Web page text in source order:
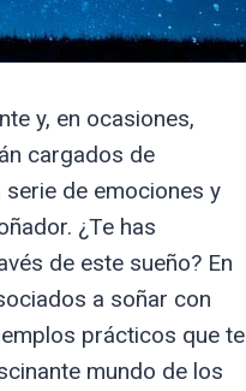
y, en ocasiones,
cargados de
de emociones y
¿Te has
de este sueño? En
a soñar con
prácticos que te
mundo de los